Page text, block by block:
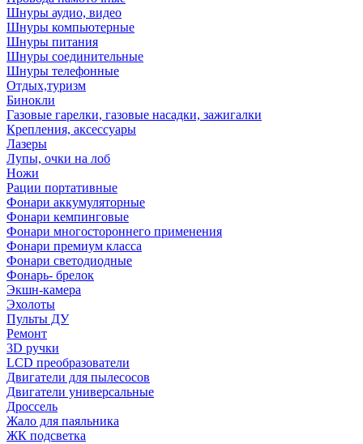
Шнуры аудио, видео
Шнуры компьютерные
Шнуры питания
Шнуры соединительные
Шнуры телефонные
Отдых,туризм
Бинокли
Газовые гарелки, газовые насадки, зажигалки
Крепления, аксессуары
Лазеры
Лупы, очки на лоб
Ножи
Рации портативные
Фонари аккумуляторные
Фонари кемпинговые
Фонари многостороннего применения
Фонари премиум класса
Фонари светодиодные
Фонарь- брелок
Экшн-камера
Эхолоты
Пульты ДУ
Ремонт
3D ручки
LCD преобразователи
Двигатели для пылесосов
Двигатели универсальные
Дроссель
Жало для паяльника
ЖК подсветка